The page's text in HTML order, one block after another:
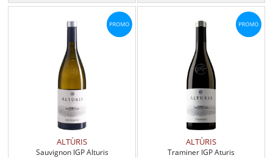
ALTÙRIS
Sauvignon IGP Alturis
ALTÙRIS
Traminer IGP Aturis